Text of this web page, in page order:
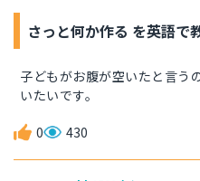
さっと何か作る を英語で
子どもがお腹が空いたと言う
いたいです。
0 430